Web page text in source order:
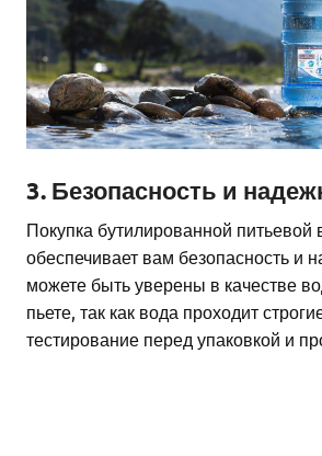
3. Безопасность и
Покупка бутилированной питьевой
обеспечивает вам безопасность и
можете быть уверены в качестве
пьете, так как вода проходит
тестирование перед упаковкой и